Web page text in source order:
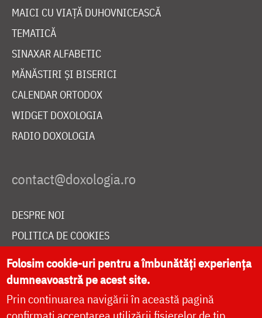
MAICI CU VIAȚĂ DUHOVNICEASCĂ
TEMATICĂ
SINAXAR ALFABETIC
MĂNĂSTIRI ȘI BISERICI
CALENDAR ORTODOX
WIDGET DOXOLOGIA
RADIO DOXOLOGIA
DESPRE NOI
POLITICA DE COOKIES
DONEAZĂ ONLINE PENTRU CATEDRALA NAȚIONALĂ
LIVE
Folosim cookie-uri pentru a îmbunătăți experiența
dumneavoastră pe acest site.
Prin continuarea navigării în această pagină